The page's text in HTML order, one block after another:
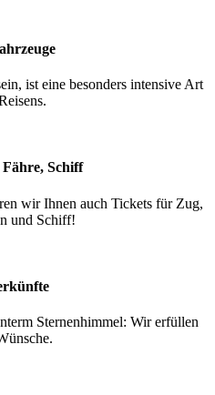
ist eine besonders intensive Art
Schiff
wir Ihnen auch Tickets für Zug,
und Schiff!
Sternenhimmel: Wir erfüllen